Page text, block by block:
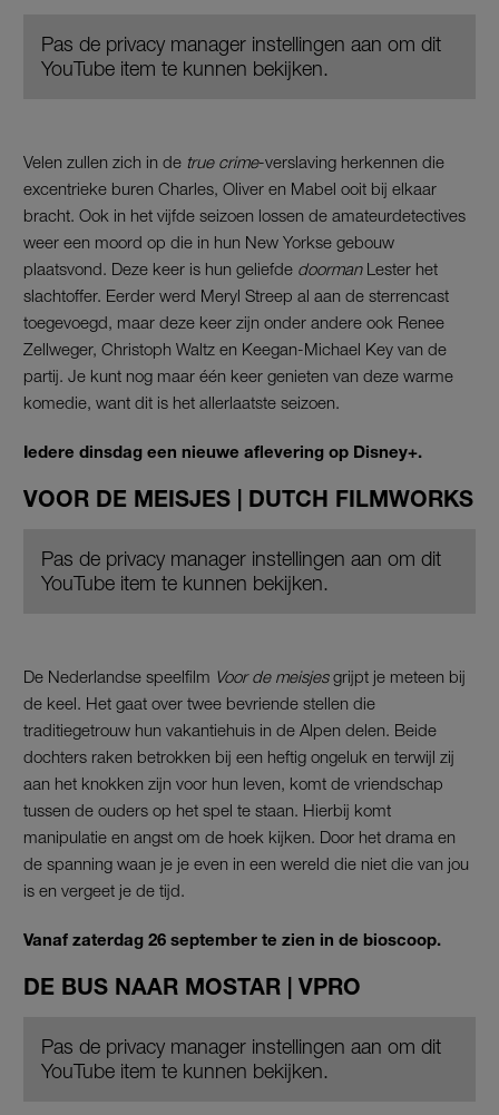
Pas de privacy manager instellingen aan om dit
YouTube item te kunnen bekijken.
Velen zullen zich in de true crime-verslaving herkennen die
excentrieke buren Charles, Oliver en Mabel ooit bij elkaar
bracht. Ook in het vijfde seizoen lossen de amateurdetectives
weer een moord op die in hun New Yorkse gebouw
plaatsvond. Deze keer is hun geliefde doorman Lester het
slachtoffer. Eerder werd Meryl Streep al aan de sterrencast
toegevoegd, maar deze keer zijn onder andere ook Renee
Zellweger, Christoph Waltz en Keegan-Michael Key van de
partij. Je kunt nog maar één keer genieten van deze warme
komedie, want dit is het allerlaatste seizoen.
Iedere dinsdag een nieuwe aflevering op Disney+.
VOOR DE MEISJES | DUTCH FILMWORKS
Pas de privacy manager instellingen aan om dit
YouTube item te kunnen bekijken.
De Nederlandse speelfilm Voor de meisjesgrijpt je meteen bij
de keel. Het gaat over twee bevriende stellen die
traditiegetrouw hun vakantiehuis in de Alpen delen. Beide
dochters raken betrokken bij een heftig ongeluk en terwijl zij
aan het knokken zijn voor hun leven, komt de vriendschap
tussen de ouders op het spel te staan. Hierbij komt
manipulatie en angst om de hoek kijken. Door het drama en
de spanning waan je je even in een wereld die niet die van jou
is en vergeet je de tijd.
Vanaf zaterdag 26 september te zien in de bioscoop.
DE BUS NAAR MOSTAR | VPRO
Pas de privacy manager instellingen aan om dit
YouTube item te kunnen bekijken.